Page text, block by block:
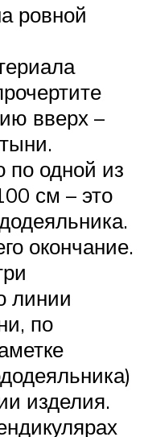
ровной
вверх –
по одной из
см – это
окончание.
линии
по
изделия.